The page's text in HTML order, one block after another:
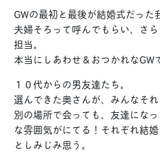
GWの最初と最後が結婚式だった
夫婦そろって呼んでもらい、さ
担当。
本当にしあわせ＆おつかれなGW
１０代からの男友達たち。
選んできた奥さんが、みんなそ
別の場所で会っても、友達にな
な雰囲気がにてる！それぞれ結
としみじみ思う。